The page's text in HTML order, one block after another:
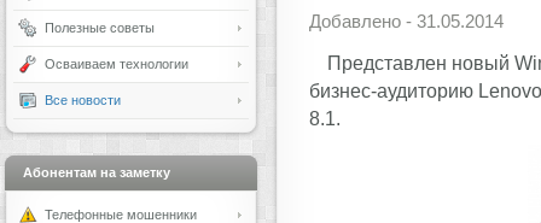
Добавлено - 31.05.2014
Представлен новый
бизнес-аудиторию
8.1.
Полезные советы
Осваиваем технологии
Все новости
Абонентам на заметку
Телефонные мошенники